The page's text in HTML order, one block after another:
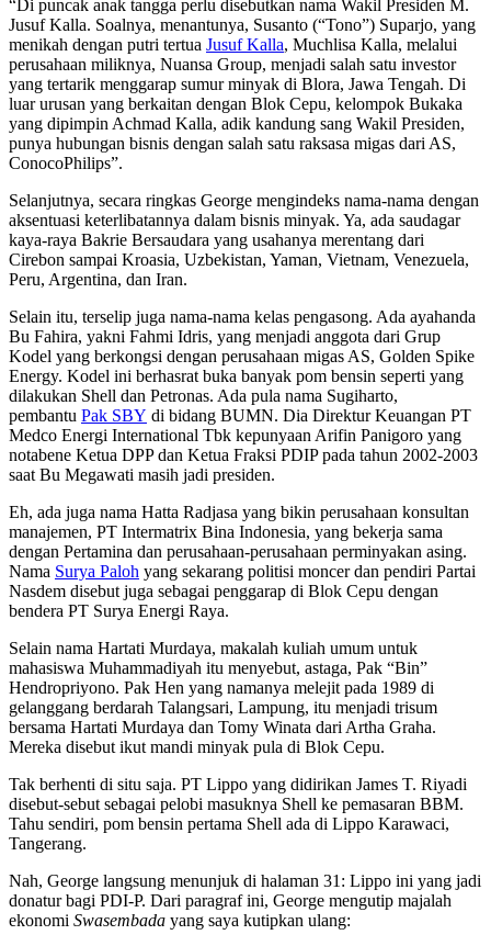
“Di puncak anak tangga perlu disebutkan nama Wakil Presiden M.
Jusuf Kalla. Soalnya, menantunya, Susanto (“Tono”) Suparjo, yang
menikah dengan putri tertua Jusuf Kalla, Muchlisa Kalla, melalui
perusahaan miliknya, Nuansa Group, menjadi salah satu investor
yang tertarik menggarap sumur minyak di Blora, Jawa Tengah. Di
luar urusan yang berkaitan dengan Blok Cepu, kelompok Bukaka
yang dipimpin Achmad Kalla, adik kandung sang Wakil Presiden,
punya hubungan bisnis dengan salah satu raksasa migas dari AS,
ConocoPhilips”.
Selanjutnya, secara ringkas George mengindeks nama-nama dengan
aksentuasi keterlibatannya dalam bisnis minyak. Ya, ada saudagar
kaya-raya Bakrie Bersaudara yang usahanya merentang dari
Cirebon sampai Kroasia, Uzbekistan, Yaman, Vietnam, Venezuela,
Peru, Argentina, dan Iran.
Selain itu, terselip juga nama-nama kelas pengasong. Ada ayahanda
Bu Fahira, yakni Fahmi Idris, yang menjadi anggota dari Grup
Kodel yang berkongsi dengan perusahaan migas AS, Golden Spike
Energy. Kodel ini berhasrat buka banyak pom bensin seperti yang
dilakukan Shell dan Petronas. Ada pula nama Sugiharto,
pembantu Pak SBY di bidang BUMN. Dia Direktur Keuangan PT
Medco Energi International Tbk kepunyaan Arifin Panigoro yang
notabene Ketua DPP dan Ketua Fraksi PDIP pada tahun 2002-2003
saat Bu Megawati masih jadi presiden.
Eh, ada juga nama Hatta Radjasa yang bikin perusahaan konsultan
manajemen, PT Intermatrix Bina Indonesia, yang bekerja sama
dengan Pertamina dan perusahaan-perusahaan perminyakan asing.
Nama Surya Paloh yang sekarang politisi moncer dan pendiri Partai
Nasdem disebut juga sebagai penggarap di Blok Cepu dengan
bendera PT Surya Energi Raya.
Selain nama Hartati Murdaya, makalah kuliah umum untuk
mahasiswa Muhammadiyah itu menyebut, astaga, Pak “Bin”
Hendropriyono. Pak Hen yang namanya melejit pada 1989 di
gelanggang berdarah Talangsari, Lampung, itu menjadi trisum
bersama Hartati Murdaya dan Tomy Winata dari Artha Graha.
Mereka disebut ikut mandi minyak pula di Blok Cepu.
Tak berhenti di situ saja. PT Lippo yang didirikan James T. Riyadi
disebut-sebut sebagai pelobi masuknya Shell ke pemasaran BBM.
Tahu sendiri, pom bensin pertama Shell ada di Lippo Karawaci,
Tangerang.
Nah, George langsung menunjuk di halaman 31: Lippo ini yang jadi
donatur bagi PDI-P. Dari paragraf ini, George mengutip majalah
ekonomi Swasembada yang saya kutipkan ulang: